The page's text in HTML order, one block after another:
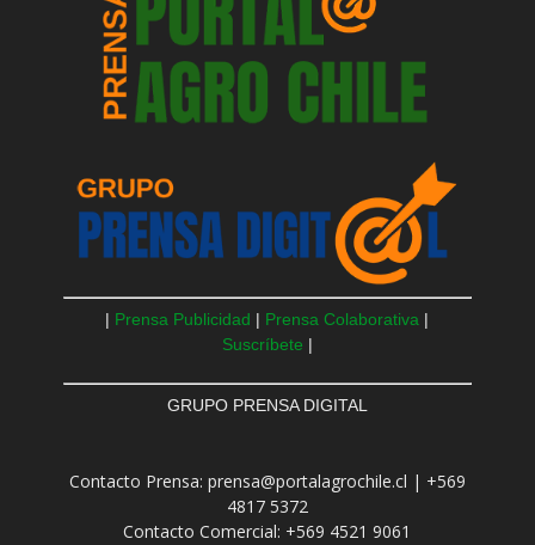
| Prensa Publicidad | Prensa Colaborativa |
Suscríbete |
GRUPO PRENSA DIGITAL
Contacto Prensa: prensa@portalagrochile.cl | +569
4817 5372
Contacto Comercial: +569 4521 9061